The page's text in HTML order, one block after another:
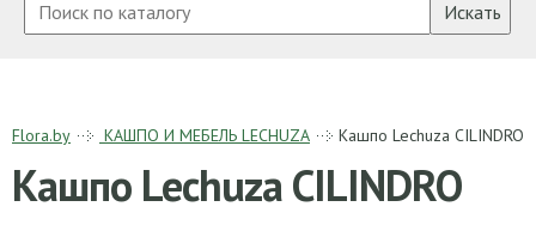
Искать
Flora.by КАШПО И МЕБЕЛЬ LECHUZA Кашпо Lechuza CILINDRO
Кашпо Lechuza CILINDRO